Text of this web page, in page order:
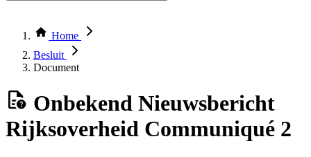
Thema COVID-19
Bekijk per bestuursorgaan
Home
Besluit
Document
Onbekend Nieuwsbericht
Rijksoverheid Communiqué 2